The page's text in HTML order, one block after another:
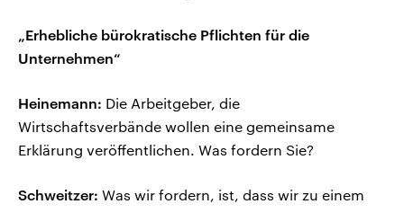
„Erhebliche bürokratische Pflichten für die
Unternehmen“
Heinemann: Die Arbeitgeber, die
Wirtschaftsverbände wollen eine gemeinsame
Erklärung veröffentlichen. Was fordern Sie?
Schweitzer: Was wir fordern, ist, dass wir zu einem